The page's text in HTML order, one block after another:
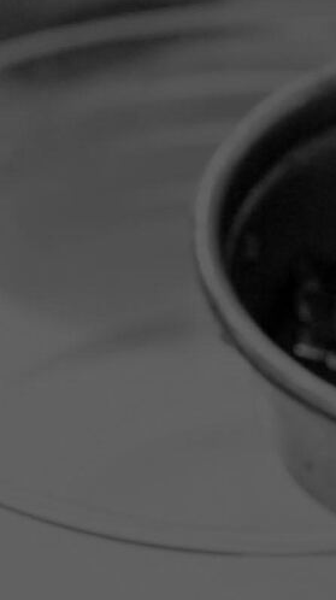
oefenruimte binnen nieuw achterwand